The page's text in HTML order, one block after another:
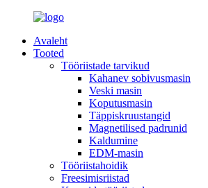
Avaleht
Tooted
Tööriistade tarvikud
Kahanev sobivusmasin
Veski masin
Koputusmasin
Täppiskruustangid
Magnetilised padrunid
Kaldumine
EDM-masin
Tööriistahoidik
Freesimisriistad